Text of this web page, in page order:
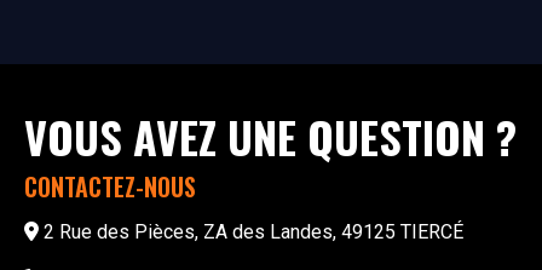
VOUS AVEZ UNE QUESTION ?
CONTACTEZ-NOUS
2 Rue des Pièces, ZA des Landes, 49125 TIERCÉ